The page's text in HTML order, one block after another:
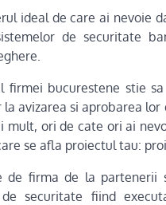
ideal de care ai nevoie
de securitate
firmei bucurestene stie
avizarea si aprobarea
mult, ori de cate ori ai
se afla proiectul tau:
de firma de la
securitate fiind